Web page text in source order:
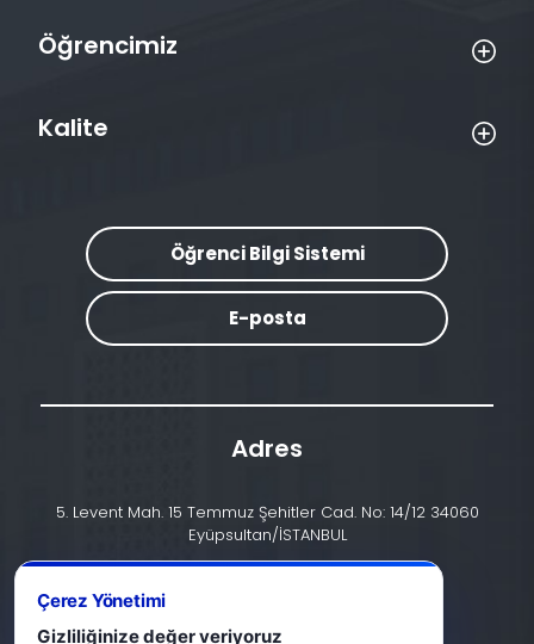
Öğrencimiz
Kalite
Öğrenci Bilgi Sistemi
E-posta
Adres
5. Levent Mah. 15 Temmuz Şehitler Cad. No: 14/12 34060
Eyüpsultan/İSTANBUL
Çerez Yönetimi
Gizliliğinize değer veriyoruz